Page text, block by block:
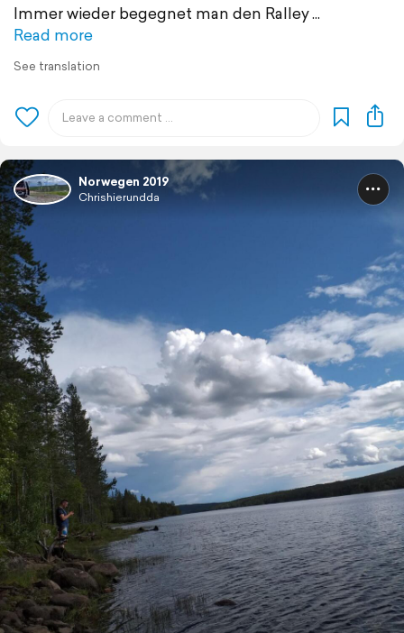
Immer wieder begegnet man den Ralley
Read more
See translation
Norwegen 2019
Chrishierundda